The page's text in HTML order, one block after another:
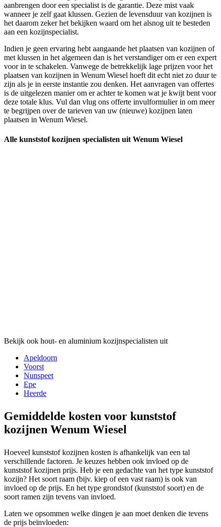
aanbrengen door een specialist is de garantie. Deze mist vaak
wanneer je zelf gaat klussen. Gezien de levensduur van kozijnen is
het daarom zeker het bekijken waard om het alsnog uit te besteden
aan een kozijnspecialist.
Indien je geen ervaring hebt aangaande het plaatsen van kozijnen of
met klussen in het algemeen dan is het verstandiger om er een expert
voor in te schakelen. Vanwege de betrekkelijk lage prijzen voor het
plaatsen van kozijnen in Wenum Wiesel hoeft dit echt niet zo duur te
zijn als je in eerste instantie zou denken. Het aanvragen van offertes
is de uitgelezen manier om er achter te komen wat je kwijt bent voor
deze totale klus. Vul dan vlug ons offerte invulformulier in om meer
te begrijpen over de tarieven van uw (nieuwe) kozijnen laten
plaatsen in Wenum Wiesel.
Alle kunststof kozijnen specialisten uit Wenum Wiesel
Bekijk ook hout- en aluminium kozijnspecialisten uit
Apeldoorn
Voorst
Nunspeet
Epe
Heerde
Gemiddelde kosten voor kunststof
kozijnen Wenum Wiesel
Hoeveel kunststof kozijnen kosten is afhankelijk van een tal
verschillende factoren. Je keuzes hebben ook invloed op de
kunststof kozijnen prijs. Heb je een gedachte van het type kunststof
kozijn? Het soort raam (bijv. kiep of een vast raam) is ook van
invloed op de prijs. En het type grondstof (kunststof soort) en de
soort ramen zijn tevens van invloed.
Laten we opsommen welke dingen je aan moet denken die tevens
de prijs beïnvloeden: